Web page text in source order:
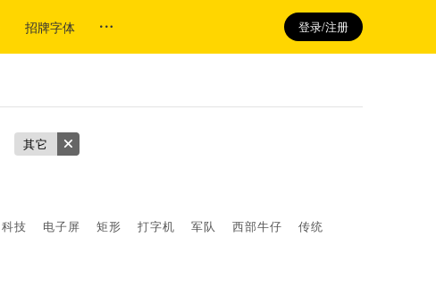
招牌字体 登录/注册
其它
科技 电子屏 矩形 打字机 军队 西部牛仔
传统